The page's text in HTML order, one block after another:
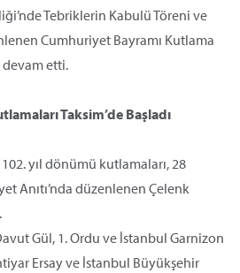
Tebriklerin Kabulü Töreni ve
Cumhuriyet Bayramı Kutlama
devam etti.
Taksim’de Başladı
yıl dönümü kutlamaları, 28
Anıtı’nda düzenlenen Çelenk
Gül, 1. Ordu ve İstanbul Garnizon
Ersay ve İstanbul Büyükşehir